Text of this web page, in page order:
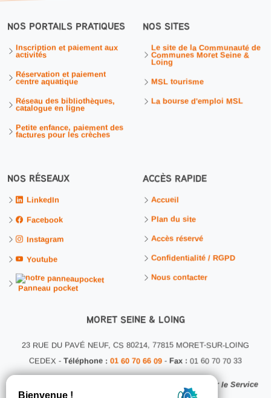
NOS PORTAILS PRATIQUES
Inscription et paiement aux
activités
Réservation et paiement
centre aquatique
Réseau des bibliothèques,
catalogue en ligne
Petite enfance, paiement des
factures pour les crèches
NOS SITES
Le site de la Communauté de
Communes Moret Seine &
Loing
MSL tourisme
La bourse d'emploi MSL
NOS RÉSEAUX
LinkedIn
Facebook
Instagram
Youtube
Panneau pocket
ACCÈS RAPIDE
Accueil
Plan du site
Accès réservé
Confidentialité / RGPD
Nous contacter
MORET SEINE & LOING
23 RUE DU PAVÉ NEUF, CS 80214, 77815 MORET-SUR-LOING
CEDEX - Téléphone : 01 60 70 66 09 - Fax : 01 60 70 70 33
Ce site internet a été conçu et développé en interne par le Service